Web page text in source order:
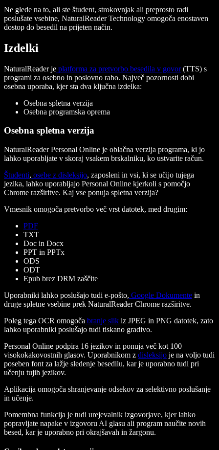
Ne glede na to, ali ste študent, strokovnjak ali preprosto radi
poslušate vsebine, NaturalReader Technology omogoča enostaven
dostop do besedil na prijeten način.
Izdelki
NaturalReader je platforma za pretvorbo besedila v govor(TTS) s
programi za osebno in poslovno rabo. Največ pozornosti dobi
osebna uporaba, kjer sta dva ključna izdelka:
Osebna spletna verzija
Osebna programska oprema
Osebna spletna verzija
NaturalReader Personal Online je oblačna verzija programa, ki jo
lahko uporabljate v skoraj vsakem brskalniku, ko ustvarite račun.
Študenti, osebe z disleksijo, zaposleni in vsi, ki se učijo tujega
jezika, lahko uporabljajo Personal Online kjerkoli s pomočjo
Chrome razširitve. Kaj vse ponuja spletna verzija?
Vmesnik omogoča pretvorbo več vrst datotek, med drugim:
PDF
TXT
Doc in Docx
PPT in PPTx
ODS
ODT
Epub brez DRM zaščite
Uporabniki lahko poslušajo tudi e-pošto, Google Dokumente in
druge spletne vsebine prek NaturalReader Chrome razširitve.
Poleg tega OCR omogoča branje slik iz JPEG in PNG datotek, zato
lahko uporabniki poslušajo tudi tiskano gradivo.
Personal Online podpira 16 jezikov in ponuja več kot 100
visokokakovostnih glasov. Uporabnikom z disleksijo je na voljo tudi
poseben font za lažje sledenje besedilu, kar je uporabno tudi pri
učenju tujih jezikov.
Aplikacija omogoča shranjevanje odsekov za selektivno poslušanje
in učenje.
Pomembna funkcija je tudi urejevalnik izgovorjave, kjer lahko
popravljate napake v izgovoru AI glasu ali program naučite novih
besed, kar je uporabno pri okrajšavah in žargonu.